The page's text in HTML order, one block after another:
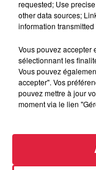
6
6
requested; Use
other data sources;
information
Vous pouvez accepter
sélectionnant les
Vous pouvez
accepter". Vos
pouvez mettre à jour
moment via le lien